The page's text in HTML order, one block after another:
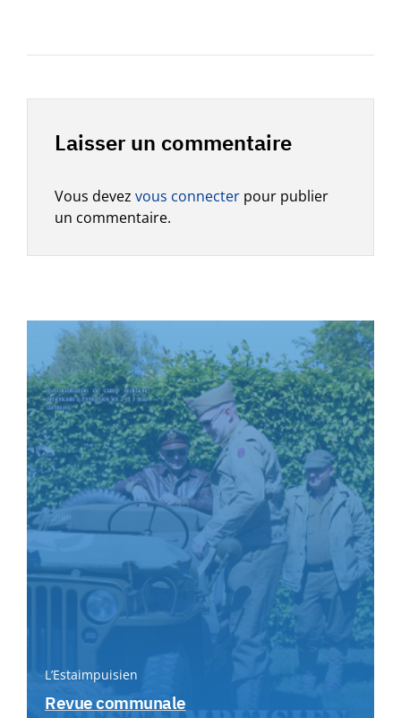
L’Estaimpuisien
Revue communale
Laisser un commentaire
Vous devez vous connecter pour publier
un commentaire.